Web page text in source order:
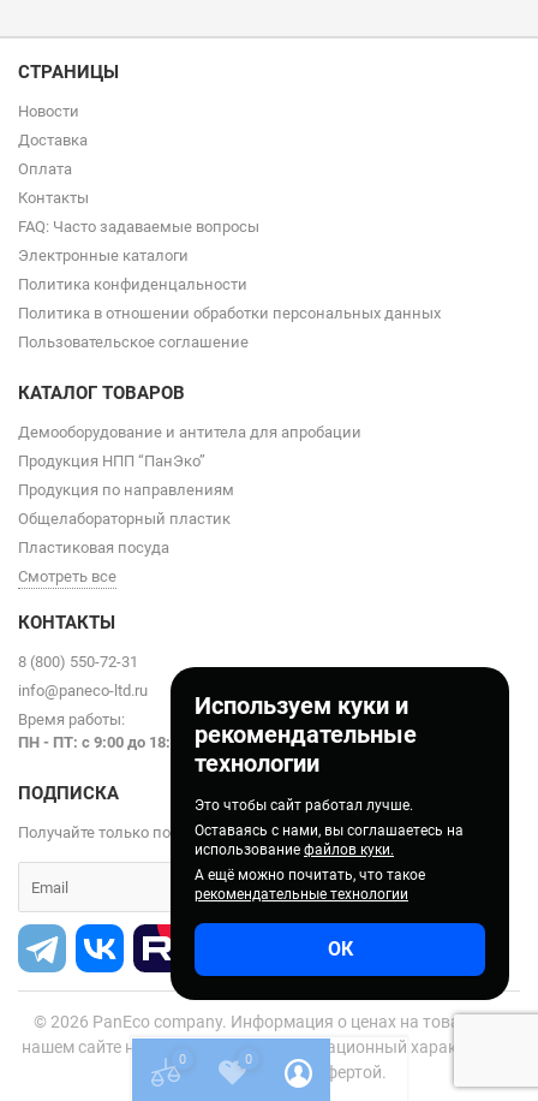
Используем куки и
рекомендательные
технологии
Это чтобы сайт работал лучше.
Оставаясь с нами, вы соглашаетесь на
использование файлов куки.
А ещё можно почитать, что такое
рекомендательные технологии
ОК
СТРАНИЦЫ
Новости
Доставка
Оплата
Контакты
FAQ: Часто задаваемые вопросы
Электронные каталоги
Политика конфиденцальности
Политика в отношении обработки персональных данных
Пользовательское соглашение
КАТАЛОГ ТОВАРОВ
Демооборудование и антитела для апробации
Продукция НПП “ПанЭко”
Продукция по направлениям
Общелабораторный пластик
Пластиковая посуда
Смотреть все
КОНТАКТЫ
8 (800) 550-72-31
info@paneco-ltd.ru
Время работы:
ПН - ПТ: с 9:00 до 18:00
ПОДПИСКА
Получайте только полезные статьи!
© 2026 PanEco company. Информация о ценах на товары на
нашем сайте носит справочно-информационный характер и не
является публичной офертой.
0 0